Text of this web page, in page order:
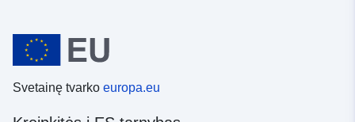
Svetainę tvarko europa.eu